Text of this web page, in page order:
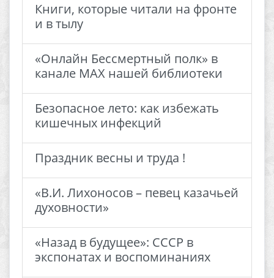
Книги, которые читали на фронте
и в тылу
«Онлайн Бессмертный полк» в
канале МАХ нашей библиотеки
Безопасное лето: как избежать
кишечных инфекций
Праздник весны и труда !
«В.И. Лихоносов – певец казачьей
духовности»
«Назад в будущее»: СССР в
экспонатах и воспоминаниях